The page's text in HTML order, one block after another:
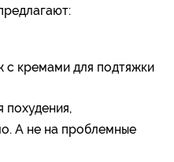
кремами для подтяжки
похудения,
А не на проблемные